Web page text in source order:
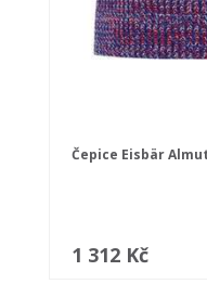
Čepice Eisbär
1 312 Kč